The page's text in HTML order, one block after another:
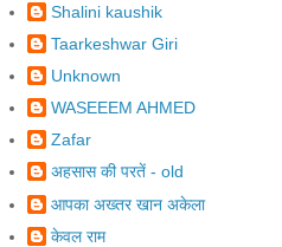
Shalini kaushik
Taarkeshwar Giri
Unknown
WASEEEM AHMED
Zafar
अहसास की परतें - old
आपका अख्तर खान अकेला
केवल राम